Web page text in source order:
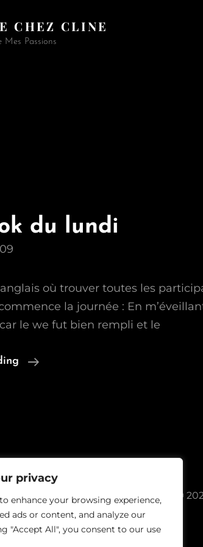
privacy
enhance your browsing experience,
ads or content, and analyze our
"Accept All", you consent to our use
CHEZ CLINE
Passions
du lundi
où trouver toutes les
la journée : En
le we fut bien rempli et le
Daybook
Copyright ©